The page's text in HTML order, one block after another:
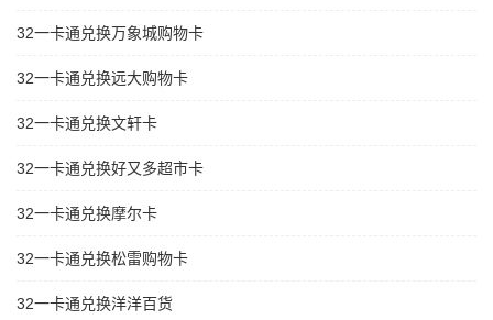
32一卡通兑换万象城购物卡
32一卡通兑换远大购物卡
32一卡通兑换文轩卡
32一卡通兑换好又多超市卡
32一卡通兑换摩尔卡
32一卡通兑换松雷购物卡
32一卡通兑换洋洋百货